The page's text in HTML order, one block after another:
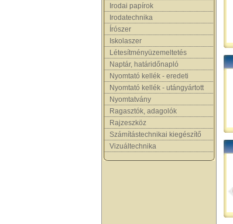
Irodai papírok
Irodatechnika
Írószer
Iskolaszer
Létesítményüzemeltetés
Naptár, határidőnapló
Nyomtató kellék - eredeti
Nyomtató kellék - utángyártott
Nyomtatvány
Ragasztók, adagolók
Rajzeszköz
Számítástechnikai kiegészítő
Vizuáltechnika